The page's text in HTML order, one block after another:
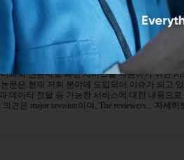
지적에 대한 대응문의
과학 전공자로 특정 서비스를 제공하기 위한
문은 현재 저희 분야에 도입되어 이슈가 되고
데이터 전달 등 가능한 서비스에 대한 내용으
견은 major revision이며, The reviewers... 자세히